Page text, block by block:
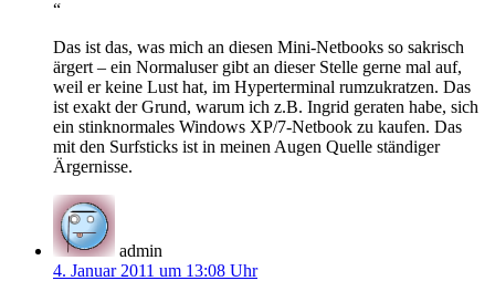
“
Das ist das, was mich an diesen Mini-Netbooks so sakrisch
ärgert – ein Normaluser gibt an dieser Stelle gerne mal auf,
weil er keine Lust hat, im Hyperterminal rumzukratzen. Das
ist exakt der Grund, warum ich z.B. Ingrid geraten habe, sich
ein stinknormales Windows XP/7-Netbook zu kaufen. Das
mit den Surfsticks ist in meinen Augen Quelle ständiger
Ärgernisse.
admin
4. Januar 2011 um 13:08 Uhr